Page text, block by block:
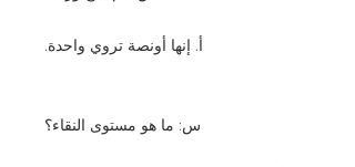
أ. إنها أونصة تروي واحدة.
س: ما هو مستوى النقاء؟